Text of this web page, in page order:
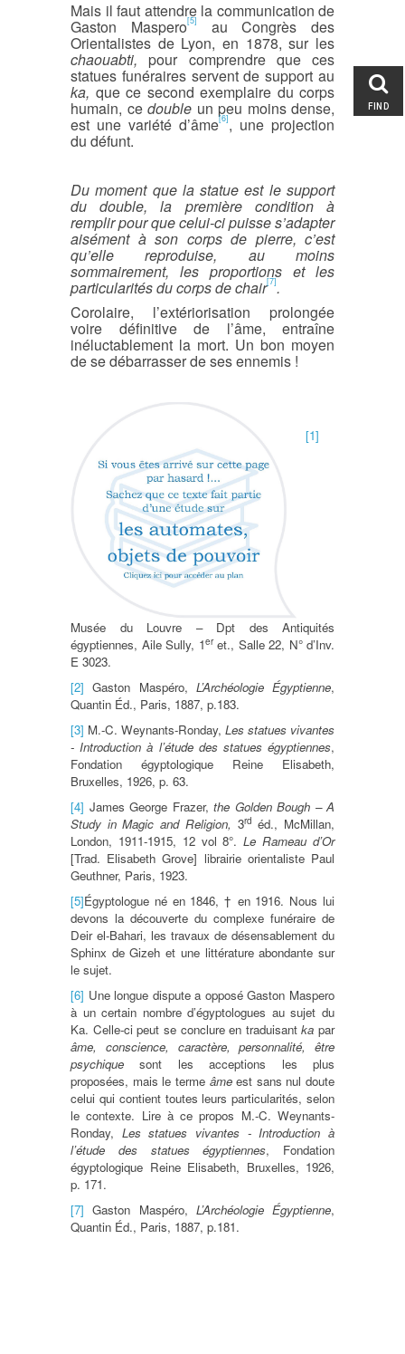
FIND
Mais il faut attendre la communication de
Gaston Maspero[5] au Congrès des
Orientalistes de Lyon, en 1878, sur les
chaouabti, pour comprendre que ces
statues funéraires servent de support au
ka, que ce second exemplaire du corps
humain, ce double un peu moins dense,
est une variété d’âme[6], une projection
du défunt.
Du moment que la statue est le support
du double, la première condition à
remplir pour que celui-ci puisse s’adapter
aisément à son corps de pierre, c’est
qu’elle reproduise, au moins
sommairement, les proportions et les
particularités du corps de chair[7].
Corolaire, l’extériorisation prolongée
voire définitive de l’âme, entraîne
inéluctablement la mort. Un bon moyen
de se débarrasser de ses ennemis !
[1]
Musée du Louvre – Dpt des Antiquités
égyptiennes, Aile Sully, 1eret., Salle 22, N° d’Inv.
E 3023.
[2] Gaston Maspéro, L’Archéologie Égyptienne,
Quantin Éd., Paris, 1887, p.183.
[3] M.-C. Weynants-Ronday, Les statues vivantes
- Introduction à l’étude des statues égyptiennes,
Fondation égyptologique Reine Elisabeth,
Bruxelles, 1926, p. 63.
[4] James George Frazer, the Golden Bough – A
Study in Magic and Religion, 3rd éd., McMillan,
London, 1911-1915, 12 vol 8°.Le Rameau d’Or
[Trad. Elisabeth Grove] librairie orientaliste Paul
Geuthner, Paris, 1923.
[5]Égyptologue né en 1846, † en 1916. Nous lui
devons la découverte du complexe funéraire de
Deir el-Bahari, les travaux de désensablement du
Sphinx de Gizeh et une littérature abondante sur
le sujet.
[6] Une longue dispute a opposé Gaston Maspero
à un certain nombre d’égyptologues au sujet du
Ka. Celle-ci peut se conclure en traduisantka par
âme, conscience, caractère, personnalité, être
psychique sont les acceptions les plus
proposées, mais le terme âmeest sans nul doute
celui qui contient toutes leurs particularités, selon
le contexte. Lire à ce propos M.-C. Weynants-
Ronday, Les statues vivantes - Introduction à
l’étude des statues égyptiennes, Fondation
égyptologique Reine Elisabeth, Bruxelles, 1926,
p. 171.
[7] Gaston Maspéro, L’Archéologie Égyptienne,
Quantin Éd., Paris, 1887, p.181.